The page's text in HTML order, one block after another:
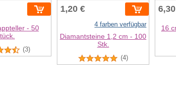
- 50
(3)
1,20 €
4 farben verfügbar
Diamantsteine 1,2 cm - 100
Stk.
(4)
16